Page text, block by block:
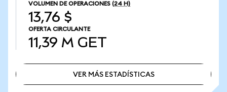
VOLUMEN DE OPERACIONES (24 H)
13,76 $
OFERTA CIRCULANTE
11,39 M GET
VER MÁS ESTADÍSTICAS